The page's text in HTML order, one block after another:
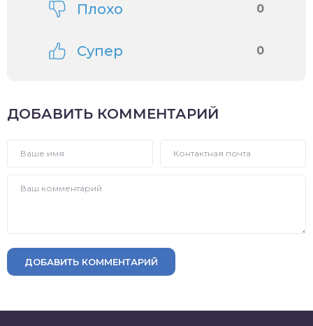
Плохо 0
Супер 0
ДОБАВИТЬ КОММЕНТАРИЙ
ДОБАВИТЬ КОММЕНТАРИЙ